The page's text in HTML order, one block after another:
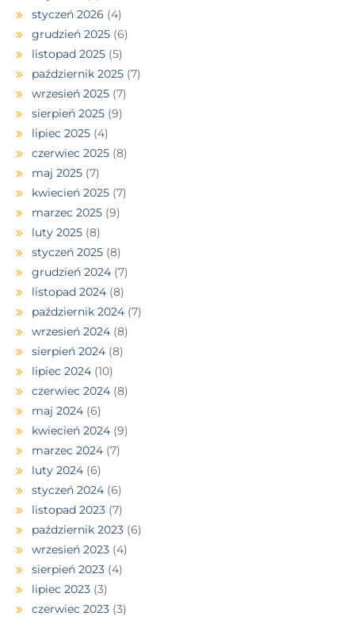
styczeń 2026 (4)
grudzień 2025 (6)
listopad 2025 (5)
październik 2025 (7)
wrzesień 2025 (7)
sierpień 2025 (9)
lipiec 2025 (4)
czerwiec 2025 (8)
maj 2025 (7)
kwiecień 2025 (7)
marzec 2025 (9)
luty 2025 (8)
styczeń 2025 (8)
grudzień 2024 (7)
listopad 2024 (8)
październik 2024 (7)
wrzesień 2024 (8)
sierpień 2024 (8)
lipiec 2024 (10)
czerwiec 2024 (8)
maj 2024 (6)
kwiecień 2024 (9)
marzec 2024 (7)
luty 2024 (6)
styczeń 2024 (6)
listopad 2023 (7)
październik 2023 (6)
wrzesień 2023 (4)
sierpień 2023 (4)
lipiec 2023 (3)
czerwiec 2023 (3)